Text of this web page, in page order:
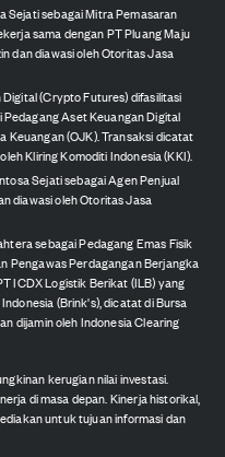
Sejati sebagai Mitra Pemasaran
sama dengan PT Pluang Maju
dan diawasi oleh Otoritas Jasa
(Crypto Futures) difasilitasi
Aset Keuangan Digital
Keuangan (OJK). Transaksi dicatat
Kliring Komoditi Indonesia (KKI).
Sejati sebagai Agen Penjual
diawasi oleh Otoritas Jasa
sebagai Pedagang Emas Fisik
Pengawas Perdagangan Berjangka
ICDX Logistik Berikat (ILB) yang
(Brink's), dicatat di Bursa
dijamin oleh Indonesia Clearing
kerugian nilai investasi.
di masa depan. Kinerja historikal,
untuk tujuan informasi dan